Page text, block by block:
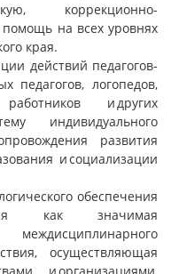
коррекционно-
на всех уровнях
края.
действий педагогов-
педагогов, логопедов,
и других
индивидуального
развития
и социализации
обеспечения
как значимая
осуществляющая